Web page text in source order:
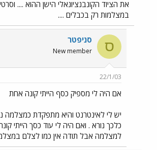
את הציוד הקונבנציונאלי הישן ההוא ....
במצלמות רק בכבלים ....
ס סניפטר
New member
22/1/03
אם היה לי מספיק כסף הייתי קונה אחת
יש לי לאינטרנט והיא מתפקדת כמצלמה
כלכך נורא . ואם היה לי עוד כסך הייתי
למצלמה אבל תודה אין כמו לצלם